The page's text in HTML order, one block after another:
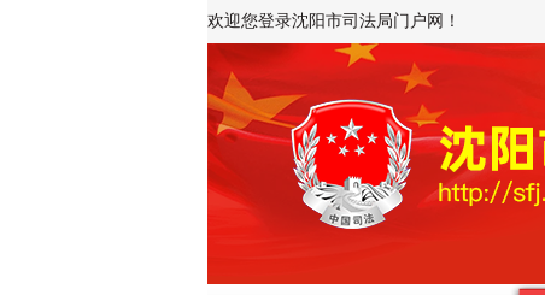
欢迎您登录沈阳市司法局门户网！